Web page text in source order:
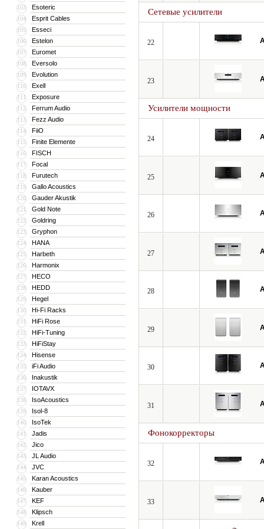
103 Esoteric
104 Esprit Cables
105 Esseci
106 Estelon
107 Euromet
108 Eversolo
109 Evolution
110 Exell
111 Exposure
112 Ferrum Audio
113 Fezz Audio
114 FiiO
115 Finite Elemente
116 FISCH
117 Focal
118 Furutech
119 Gallo Acoustics
120 Gauder Akustik
121 Gold Note
122 Goldring
123 Gryphon
124 HANA
125 Harbeth
126 Harmonix
127 HECO
128 HEDD
129 Hegel
130 Hi-Fi Racks
131 HiFi Rose
132 HiFi-Tuning
133 HiFiStay
134 Hisense
135 iFi Audio
136 Inakustik
137 IOTAVX
138 IsoAcoustics
139 Isol-8
140 IsoTek
141 Jadis
142 Jico
143 JL Audio
144 JVC
145 Karan Acoustics
146 Kauber
147 KEF
148 Klipsch
149 Krell
Сетевые усилители
22
23
Усилители мощности
24
25
26
27
28
29
30
31
Фонокорректоры
32
33